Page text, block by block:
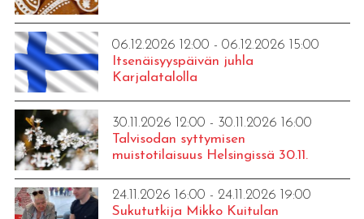
06.12.2026 12:00 - 06.12.2026 15:00
Itsenäisyyspäivän juhla
Karjalatalolla
30.11.2026 12:00 - 30.11.2026 16:00
Talvisodan syttymisen
muistotilaisuus Helsingissä 30.11.
24.11.2026 16:00 - 24.11.2026 19:00
Sukututkija Mikko Kuitulan